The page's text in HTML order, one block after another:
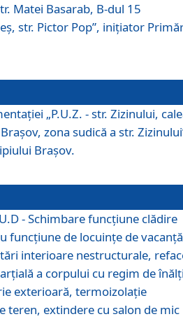
Matei Basarab, B-dul 15
str. Pictor Pop”, iniţiator
„P.U.Z. - str. Zizinului,
zona sudică a str.
Braşov.
- Schimbare funcţiune clădire
funcţiune de locuinţe de
interioare nestructurale,
a corpului cu regim de
exterioară, termoizolaţie
teren, extindere cu salon de mic